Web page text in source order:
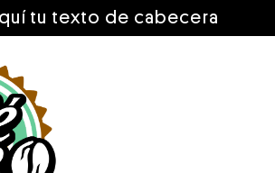
tu texto de cabecera